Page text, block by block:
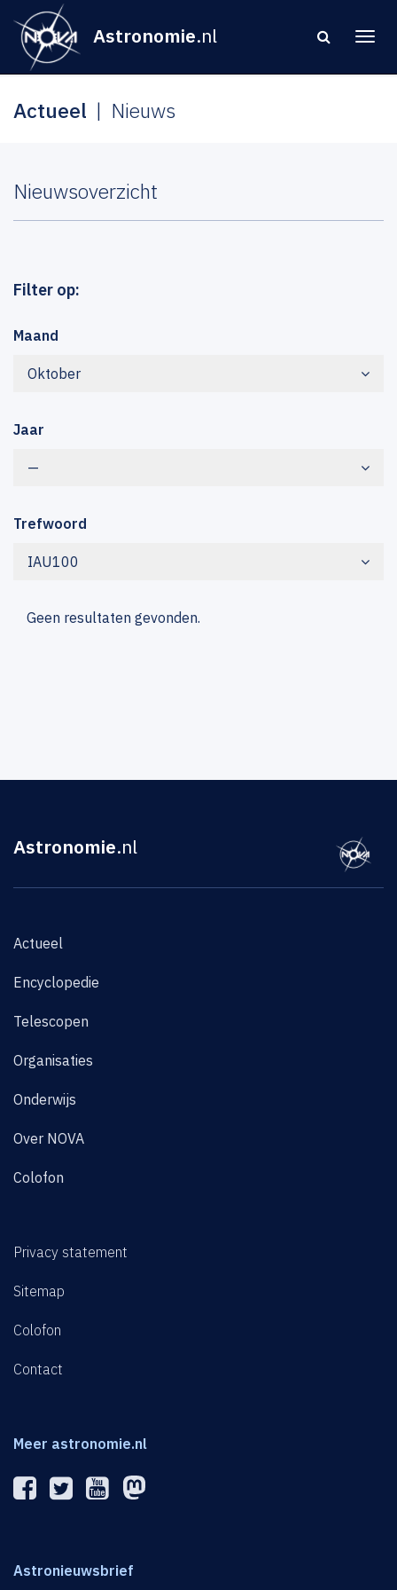
Astronomie.nl
Actueel Nieuws
Nieuwsoverzicht
Filter op:
Maand
Oktober
Jaar
—
Trefwoord
IAU100
Geen resultaten gevonden.
Astronomie.nl
Actueel
Encyclopedie
Telescopen
Organisaties
Onderwijs
Over NOVA
Colofon
Privacy statement
Sitemap
Colofon
Contact
Meer astronomie.nl
Astronieuwsbrief